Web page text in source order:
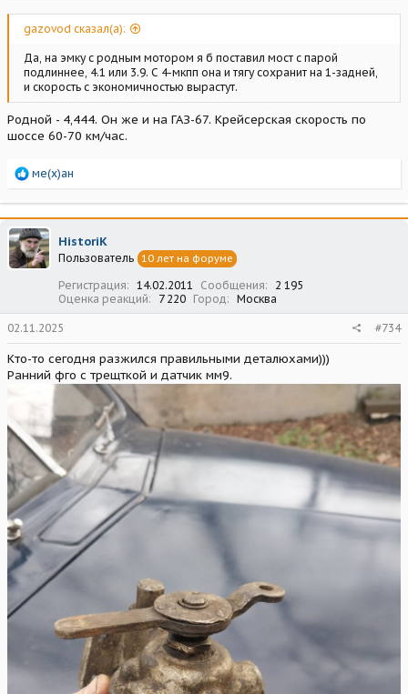
gazovod сказал(а):
Да, на эмку с родным мотором я б поставил мост с парой
подлиннее, 4.1 или 3.9. С 4-мкпп она и тягу сохранит на 1-задней,
и скорость с экономичностью вырастут.
Родной - 4,444. Он же и на ГАЗ-67. Крейсерская скорость по
шоссе 60-70 км/час.
Р
а
к
ц
и
и
ме(х)ан
HistoriK
Пользователь 10 лет на форуме
Регистрация 14.02.2011 Сообщения
2 195
Оценка реакций
7 220 Город Москва
02.11.2025 #734
Кто-то сегодня разжился правильными деталюхами)))
Ранний фго с трещткой и датчик мм9.